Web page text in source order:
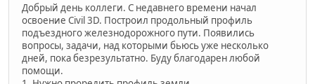
Добрый день коллеги. С недавнего времени начал
освоение Civil 3D. Построил продольный профиль
подъездного железнодорожного пути. Появились
вопросы, задачи, над которыми бьюсь уже несколько
дней, пока безрезультатно. Буду благодарен любой
помощи.